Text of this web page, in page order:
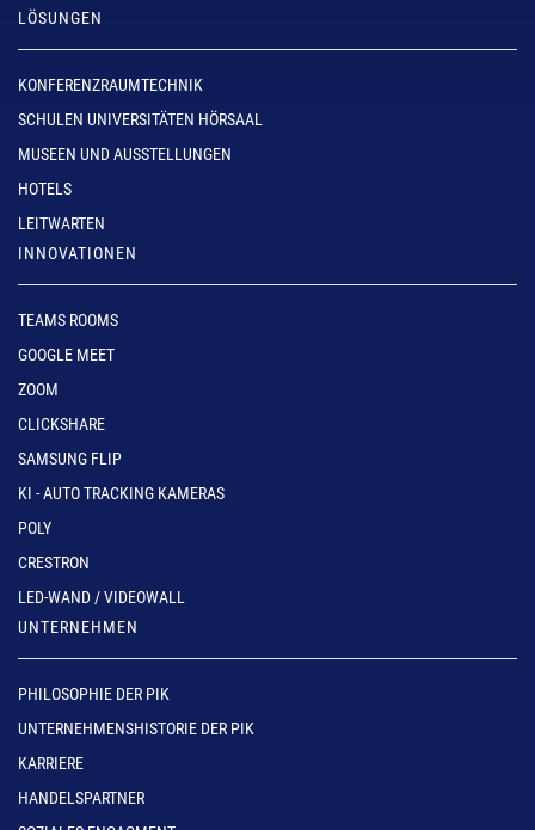
LÖSUNGEN
KONFERENZRAUMTECHNIK
SCHULEN UNIVERSITÄTEN HÖRSAAL
MUSEEN UND AUSSTELLUNGEN
HOTELS
LEITWARTEN
INNOVATIONEN
TEAMS ROOMS
GOOGLE MEET
ZOOM
CLICKSHARE
SAMSUNG FLIP
KI - AUTO TRACKING KAMERAS
POLY
CRESTRON
LED-WAND / VIDEOWALL
UNTERNEHMEN
PHILOSOPHIE DER PIK
UNTERNEHMENSHISTORIE DER PIK
KARRIERE
HANDELSPARTNER